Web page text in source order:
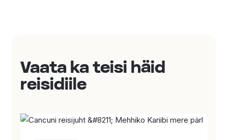
Vaata ka teisi häid
reisidiile